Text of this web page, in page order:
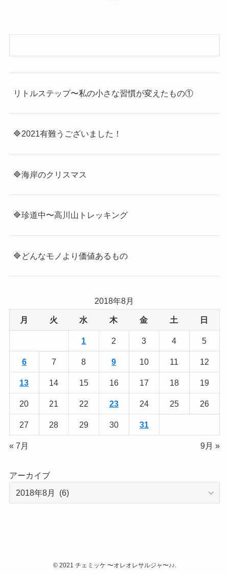
リトルステップ〜私の小さな習慣が変えたもの①
🔷2021有難うございました！
🔷海岸のクリスマス
🔷珍道中〜高川山トレッキング
🔷どんなモノより価値あるもの
2018年8月
月 火 水 木 金 土 日
1 2 3 4 5
6 7 8 9 10 11 12
13 14 15 16 17 18 19
20 21 22 23 24 25 26
27 28 29 30 31
« 7月 9月 »
アーカイブ
©2021 チェミッケ 〜オレオレサルジャ〜♪♪.